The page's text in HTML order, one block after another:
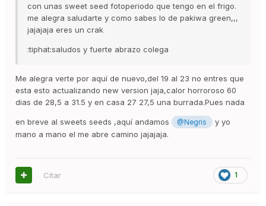
con unas sweet seed fotoperiodo que tengo en el frigo.
me alegra saludarte y como sabes lo de pakiwa green,,,
jajajaja eres un crak
:tiphat:saludos y fuerte abrazo colega
Me alegra verte por aquí de nuevo,del 19 al 23 no entres que
esta esto actualizando new version jaja,calor horroroso 60
dias de 28,5 a 31.5 y en casa 27 27,5 una burrada.Pues nada
en breve al sweets seeds ,aquí andamos @Negris
y yo
mano a mano el me abre camino jajajaja.
1
Citar